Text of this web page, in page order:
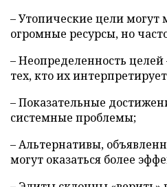
– Утопические цели могут
огромные ресурсы, но
– Неопределенность
тех, кто их
– Показательные
системные проблемы;
– Альтернативы,
могут оказаться более